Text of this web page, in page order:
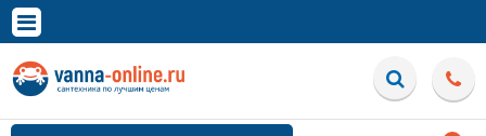
Полная версия сайта